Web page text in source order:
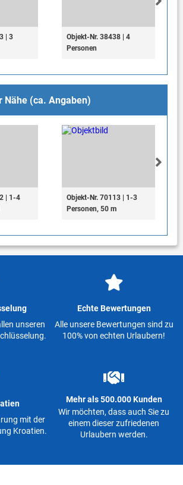
| 3
Objekt-Nr. 38438 | 4
Personen
Nähe (ca. Angaben)
| 1-4
Objekt-Nr. 70113 | 1-3
Personen, 50 m
unseren
Echte Bewertungen
Alle unsere Bewertungen sind zu
100% von echten Urlaubern!
mit der
Kroatien.
Mehr als 500.000 Kunden
Wir möchten, dass auch Sie zu
einem dieser zufriedenen
Urlaubern werden.